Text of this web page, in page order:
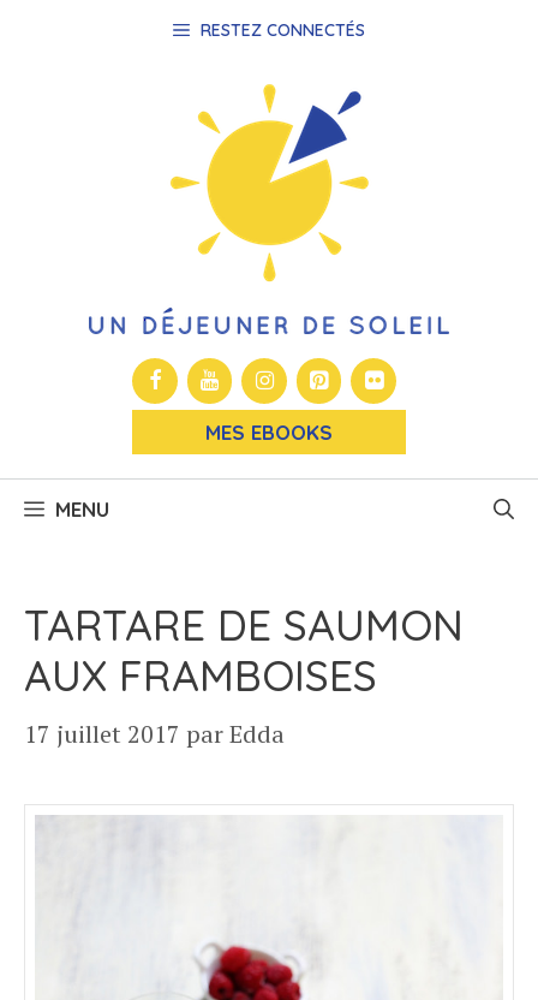
RESTEZ CONNECTÉS
MES EBOOKS
MENU
TARTARE DE SAUMON
AUX FRAMBOISES
17 juillet 2017 parEdda